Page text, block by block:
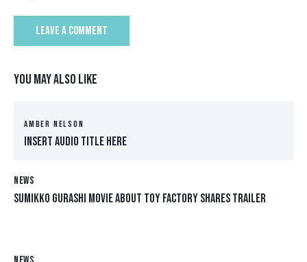
YOU MAY ALSO LIKE
AMBER NELSON
Insert Audio Title Here
NEWS
SUMIKKO GURASHI MOVIE ABOUT TOY FACTORY SHARES TRAILER